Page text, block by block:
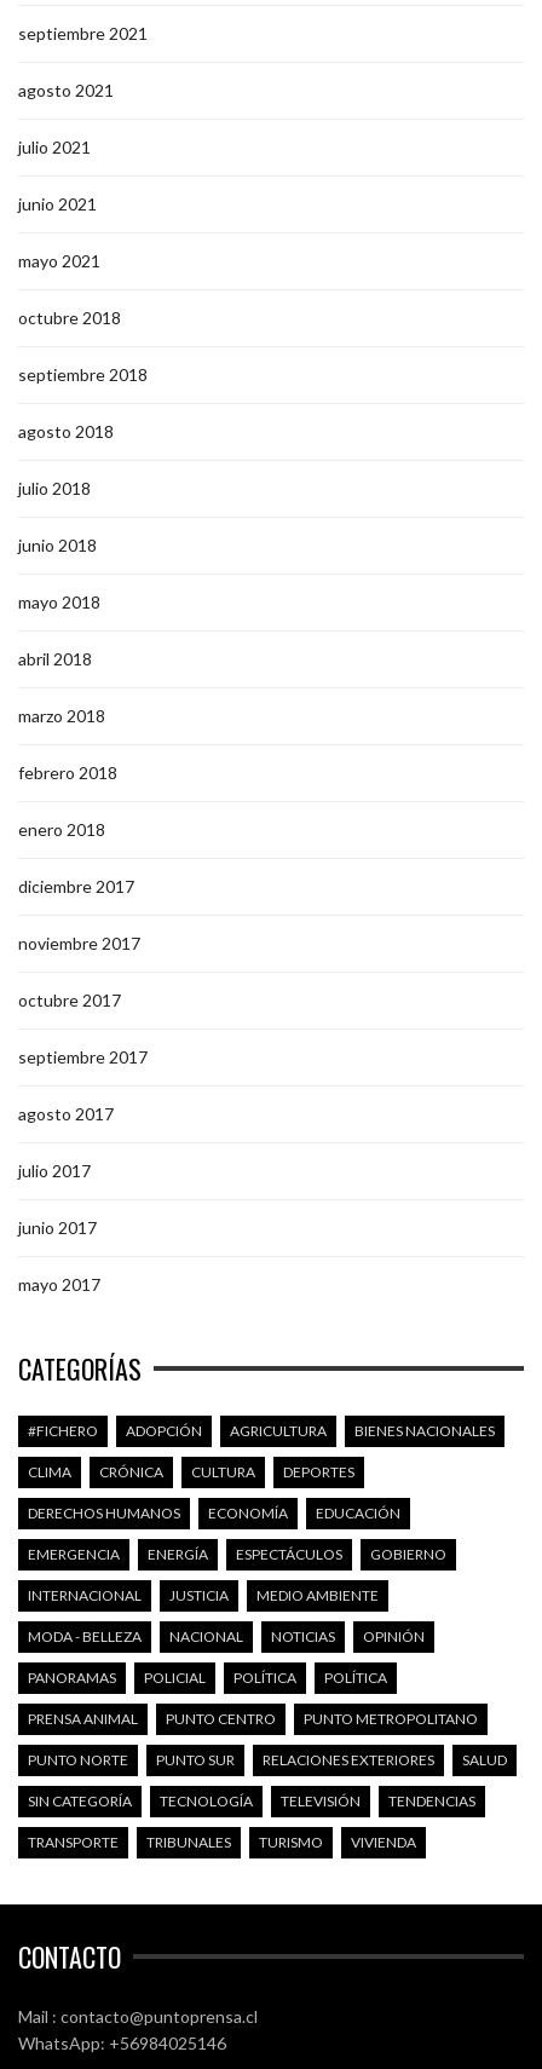
septiembre 2021
agosto 2021
julio 2021
junio 2021
mayo 2021
octubre 2018
septiembre 2018
agosto 2018
julio 2018
junio 2018
mayo 2018
abril 2018
marzo 2018
febrero 2018
enero 2018
diciembre 2017
noviembre 2017
octubre 2017
septiembre 2017
agosto 2017
julio 2017
junio 2017
mayo 2017
CATEGORÍAS
#FICHERO ADOPCIÓN AGRICULTURA BIENES NACIONALES
CLIMA CRÓNICA CULTURA DEPORTES
DERECHOS HUMANOS ECONOMÍA EDUCACIÓN
EMERGENCIA ENERGÍA ESPECTÁCULOS GOBIERNO
INTERNACIONAL JUSTICIA MEDIO AMBIENTE
MODA - BELLEZA NACIONAL NOTICIAS OPINIÓN
PANORAMAS POLICIAL POLÍTICA POLÍTICA
PRENSA ANIMAL PUNTO CENTRO PUNTO METROPOLITANO
PUNTO NORTE PUNTO SUR RELACIONES EXTERIORES SALUD
SIN CATEGORÍA TECNOLOGÍA TELEVISIÓN TENDENCIAS
TRANSPORTE TRIBUNALES TURISMO VIVIENDA
CONTACTO
Mail : contacto@puntoprensa.cl
WhatsApp: +56984025146